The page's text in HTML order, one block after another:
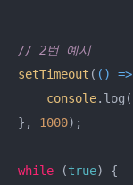
// 2번 예시
setTimeout ( () =>
console.log(
}, 1000);
while (true) {